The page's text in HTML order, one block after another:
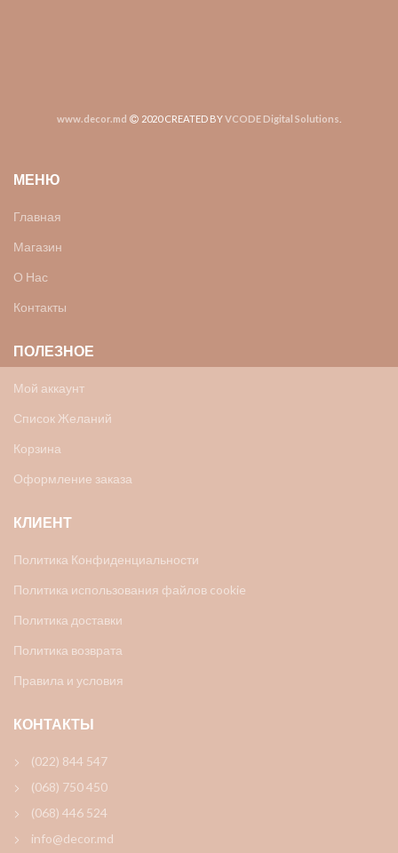
www.decor.md 2020 CREATED BYVCODE Digital Solutions
МЕНЮ
Главная
Магазин
О Нас
Контакты
ПОЛЕЗНОЕ
Мой аккаунт
Список Желаний
Корзина
Оформление заказа
КЛИЕНТ
Политика Конфиденциальности
Политика использования файлов cookie
Политика доставки
Политика возврата
Правила и условия
КОНТАКТЫ
(022) 844 547
(068) 750 450
(068) 446 524
info@decor.md